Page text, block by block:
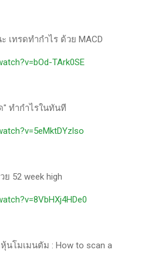
เทรดทำกำไร ด้วย MACD
TArk0SE
" ทำกำไรในทันที
52 week high
โมเมนตัม : How to scan a